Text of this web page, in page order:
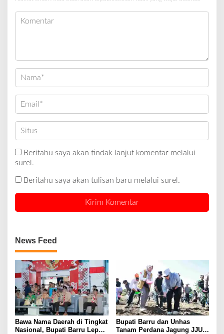
Beritahu saya akan tindak lanjut komentar melalui
surel.
Beritahu saya akan tulisan baru melalui surel.
News Feed
Bawa Nama Daerah di Tingkat
Nasional, Bupati Barru Lepas
Bupati Barru dan Unhas
Tanam Perdana Jagung JJUH,